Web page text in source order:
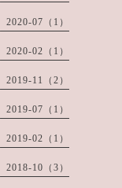
2020-07（1）
2020-02（1）
2019-11（2）
2019-07（1）
2019-02（1）
2018-10（3）